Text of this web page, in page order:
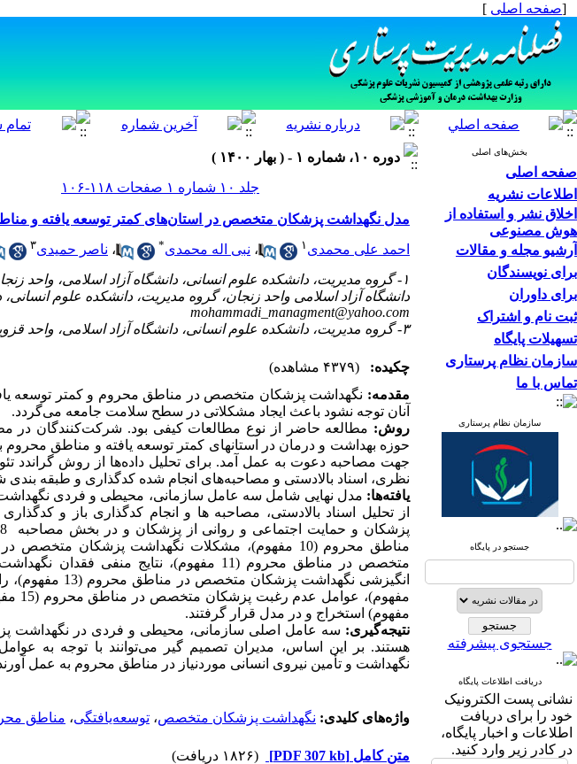
[صفحه اصلی ]
بخش‌های اصلی
صفحه اصلی
اطلاعات نشریه
اخلاق نشر و استفاده از
هوش مصنوعی
آرشیو مجله و مقالات
برای نویسندگان
برای داوران
ثبت نام و اشتراک
تسهیلات پایگاه
سازمان نظام پرستاری
تماس با ما
سازمان نظام پرستاری
جستجو در پایگاه
جستجوی پیشرفته
دریافت اطلاعات پایگاه
نشانی پست الکترونیک
خود را برای دریافت
اطلاعات و اخبار پایگاه،
در کادر زیر وارد کنید.
دوره ۱۰، شماره ۱ - ( بهار ۱۴۰۰ )
جلد ۱۰ شماره ۱ صفحات ۱۱۸-۱۰۶
مدل نگهداشت پزشکان متخصص در استان‌های کمتر توسعه یافته و
احمد علی محمدی ۱ ، نبی اله محمدی* ، ناصر حمیدی۳
۱- گروه مدیریت، دانشکده علوم انسانی، دانشگاه آزاد اسلامی، واحد زنجان، زنجان، ایران
دانشگاه آزاد اسلامی واحد زنجان، گروه مدیریت، دانشکده علوم انسانی،
mohammadi_managment@yahoo.com
۳- گروه مدیریت، دانشکده علوم انسانی، دانشگاه آزاد اسلامی، واحد قزوین، قزوین، ایران
چکیده:
(۴۳۷۹ مشاهده)
مقدمه: نگهداشت پزشکان متخصص در مناطق محروم و کمتر توسعه
آنان توجه نشود باعث ایجاد مشکلاتی در سطح سلامت جامعه می‌گردد.
روش‌:
حوزه بهداشت و درمان در استان­های کمتر توسعه یافته و مناطق محروم
جهت مصاحبه دعوت به عمل آمد. برای تحلیل داده‌ها از روش گراندد
نظری، اسناد بالادستی و مصاحبه‌های انجام شده کدگذاری و طبقه بندی
یافته‌ها: مدل نهایی شامل سه عامل سازمانی، محیطی و فردی
مفهوم) استخراج و در مدل قرار گرفتند.
نتیجه‌گیری: سه عامل اصلی سازمانی، محیطی و فردی در نگهداشت
هستند. بر این اساس، مدیران تصمیم گیر می‌توانند با توجه به
نگهداشت و تأمین نیروی انسانی موردنیاز در مناطق محروم به عمل
واژه‌های کلیدی: نگهداشت پزشکان متخصص، توسعه‌یافتگی، مناطق
متن کامل [PDF 307 kb]
(۱۸۲۶ دریافت)